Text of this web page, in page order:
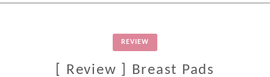
REVIEW
[ Review ] Breast Pads